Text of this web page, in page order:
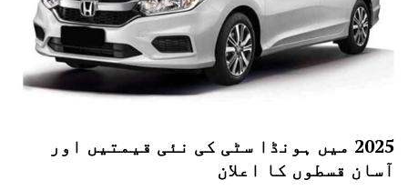
2025 میں ہونڈا سٹی کی نئی قیمتیں اور
آسان قسطوں کا اعلان